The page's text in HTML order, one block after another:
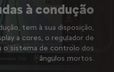
à condução
tem à sua disposição,
a cores, o regulador de
o sistema de controlo dos
ângulos mortos.